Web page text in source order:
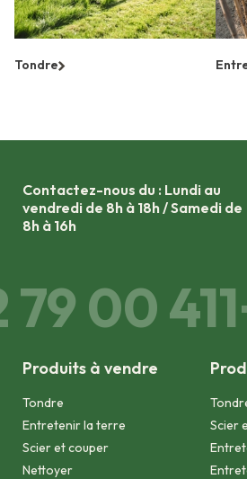
Tondre
Contactez-nous du : Lundi au
vendredi de 8h à 18h / Samedi de
8h à 16h
00 411
Produits à vendre
Tondre
Entretenir la terre
Scier et couper
Nettoyer
Scier